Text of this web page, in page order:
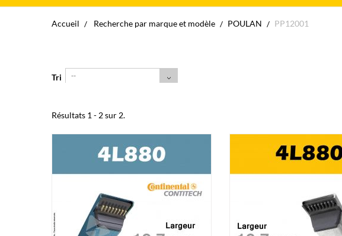
Accueil Recherche par marque et modèle POULAN PP12001
Tri --
Résultats 1 - 2 sur 2.